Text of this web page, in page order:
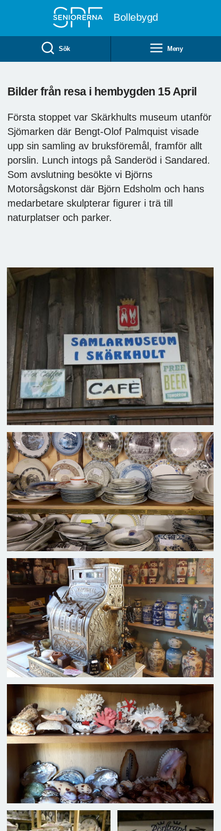
Bollebygd
Sök Meny
Bilder från resa i hembygden 15 April
Första stoppet var Skärkhults museum utanför
Sjömarken där Bengt-Olof Palmquist visade
upp sin samling av bruksföremål, framför allt
porslin. Lunch intogs på Sanderöd i Sandared.
Som avslutning besökte vi Björns
Motorsågskonst där Björn Edsholm och hans
medarbetare skulpterar figurer i trä till
naturplatser och parker.